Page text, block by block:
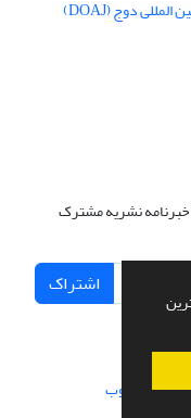
فصلنامه علمی "آینده‌پژوهی دفاعی" در پایگاه بین المللی دوج (DOAJ)
خبرنامه نشریه مشترک
اشتراک
از سیناوب